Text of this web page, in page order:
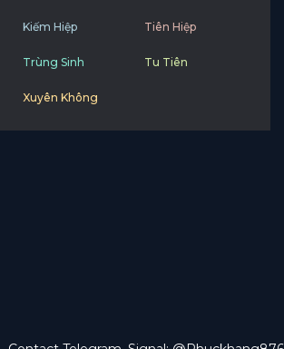
Kiếm Hiệp Tiên Hiệp
Trùng Sinh Tu Tiên
Xuyên Không